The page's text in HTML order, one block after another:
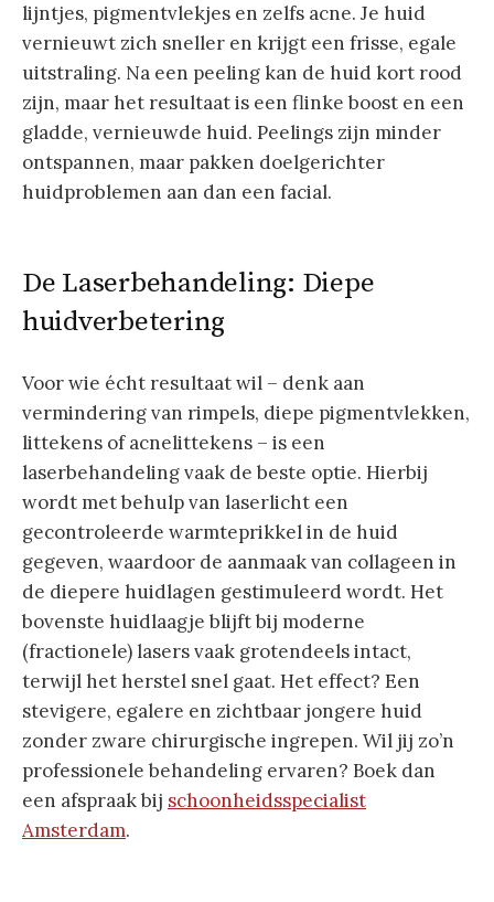
lijntjes, pigmentvlekjes en zelfs acne. Je huid
vernieuwt zich sneller en krijgt een frisse, egale
uitstraling. Na een peeling kan de huid kort rood
zijn, maar het resultaat is een flinke boost en een
gladde, vernieuwde huid. Peelings zijn minder
ontspannen, maar pakken doelgerichter
huidproblemen aan dan een facial.
De Laserbehandeling: Diepe
huidverbetering
Voor wie écht resultaat wil – denk aan
vermindering van rimpels, diepe pigmentvlekken,
littekens of acnelittekens – is een
laserbehandeling vaak de beste optie. Hierbij
wordt met behulp van laserlicht een
gecontroleerde warmteprikkel in de huid
gegeven, waardoor de aanmaak van collageen in
de diepere huidlagen gestimuleerd wordt. Het
bovenste huidlaagje blijft bij moderne
(fractionele) lasers vaak grotendeels intact,
terwijl het herstel snel gaat. Het effect? Een
stevigere, egalere en zichtbaar jongere huid
zonder zware chirurgische ingrepen. Wil jij zo’n
professionele behandeling ervaren? Boek dan
een afspraak bij schoonheidsspecialist
Amsterdam.